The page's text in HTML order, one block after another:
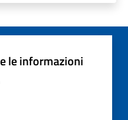
le informazioni